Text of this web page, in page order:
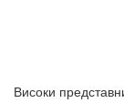
Високи